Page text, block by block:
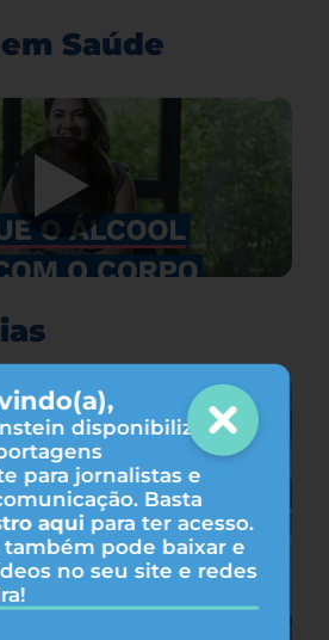
disponibiliza
para jornalistas e
Basta
aqui para ter acesso.
também pode baixar e
no seu site e redes
Saúde